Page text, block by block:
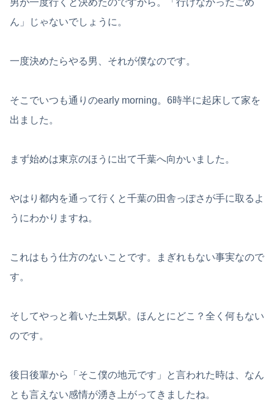
ん」じゃないでしょうに。
一度決めたらやる男、それが僕なのです。
そこでいつも通りのearly morning。6時半に起床して家を
出ました。
まず始めは東京のほうに出て千葉へ向かいました。
やはり都内を通って行くと千葉の田舎っぽさが手に取るよ
うにわかりますね。
これはもう仕方のないことです。まぎれもない事実なので
す。
そしてやっと着いた土気駅。ほんとにどこ？全く何もない
のです。
後日後輩から「そこ僕の地元です」と言われた時は、なん
とも言えない感情が湧き上がってきましたね。